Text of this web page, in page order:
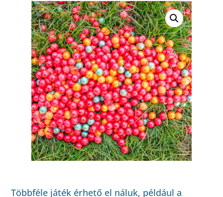
Többféle játék érhető el náluk, például a